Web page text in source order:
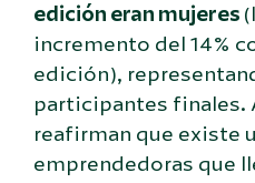
edición eran mujeres
incremento del 14%
edición),
participantes finales.
reafirman que existe
emprendedoras que